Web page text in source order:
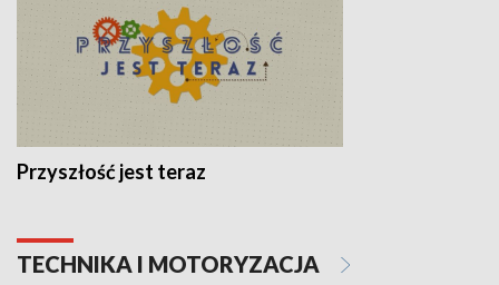
Przyszłość jest teraz
TECHNIKA I MOTORYZACJA